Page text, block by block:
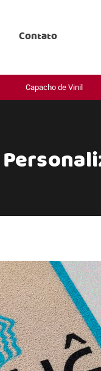
Contato
Capacho de Vinil